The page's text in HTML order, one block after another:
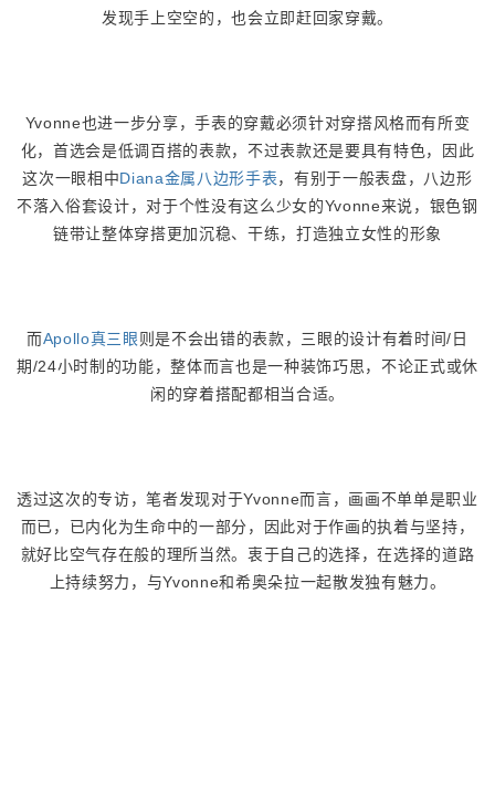
发现手上空空的，也会立即赶回家穿戴。
Yvonne也进一步分享，手表的穿戴必须针对穿搭风格而有所变
化，首选会是低调百搭的表款，不过表款还是要具有特色，因此
这次一眼相中Diana金属八边形手表，有别于一般表盘，八边形
不落入俗套设计，对于个性没有这么少女的Yvonne来说，银色钢
链带让整体穿搭更加沉稳、干练，打造独立女性的形象
而Apollo真三眼则是不会出错的表款，三眼的设计有着时间/日
期/24小时制的功能，整体而言也是一种装饰巧思，不论正式或休
闲的穿着搭配都相当合适。
透过这次的专访，笔者发现对于Yvonne而言，画画不单单是职业
而已，已内化为生命中的一部分，因此对于作画的执着与坚持，
就好比空气存在般的理所当然。衷于自己的选择，在选择的道路
上持续努力，与Yvonne和希奥朵拉一起散发独有魅力。